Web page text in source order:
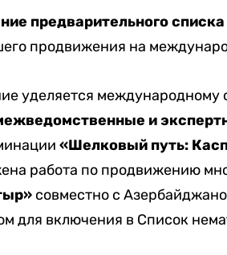
предварительного
продвижения на
уделяется международному
и
«Шелковый путь:
работа по продвижению
совместно с
для включения в Список